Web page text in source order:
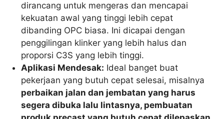
dirancang untuk mengeras dan mencapai
kekuatan awal yang tinggi lebih cepat
dibanding OPC biasa. Ini dicapai dengan
penggilingan klinker yang lebih halus dan
proporsi C3S yang lebih tinggi.
Aplikasi Mendesak: Ideal banget buat
pekerjaan yang butuh cepat selesai, misalnya
perbaikan jalan dan jembatan yang harus
segera dibuka lalu lintasnya, pembuatan